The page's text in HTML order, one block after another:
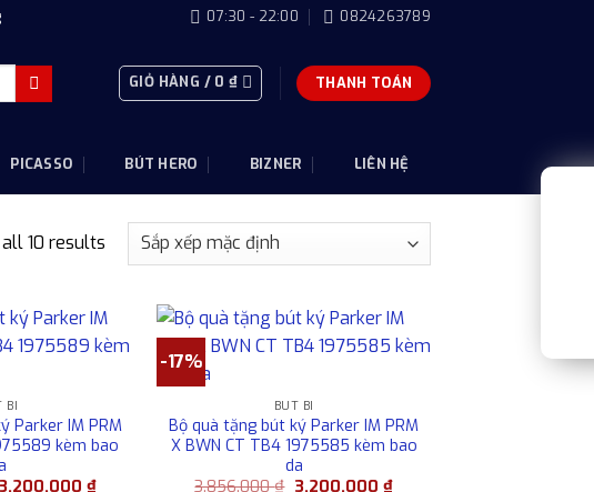
07:30 - 22:00 0824263789
GIỎ HÀNG / 0₫ THANH TOÁN
PICASSO BÚT HERO BIZNER LIÊN HỆ
10 results
BI
Parker IM PRM
kèm bao
Giá
3.200.000₫Giá
-17%
BÚT BI
Bộ quà tặng bút ký Parker IM PRM
X BWN CT TB4 1975585 kèm bao
da
3.856.000₫ Giá
3.200.000 ₫Giá